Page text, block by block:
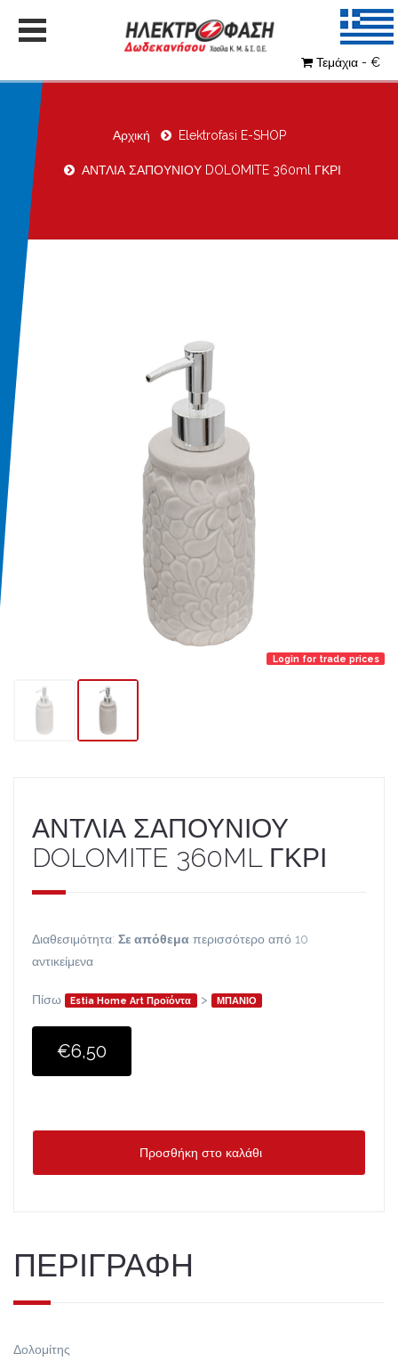
Τεμάχια - €
Αρχική Elektrofasi E-SHOP
ΑΝΤΛΙΑ ΣΑΠΟΥΝΙΟΥ DOLOMITE 360ml ΓΚΡΙ
Login for trade prices
ΑΝΤΛΙΑ ΣΑΠΟΥΝΙΟΥ
DOLOMITE 360ML ΓΚΡΙ
Διαθεσιμότητα: Σε απόθεμα περισσότερο από 10
αντικείμενα
Πίσω Estia Home Art Προϊόντα > ΜΠΑΝΙΟ
€6,50
Προσθήκη στο καλάθι
ΠΕΡΙΓΡΑΦΗ
Δολομίτης